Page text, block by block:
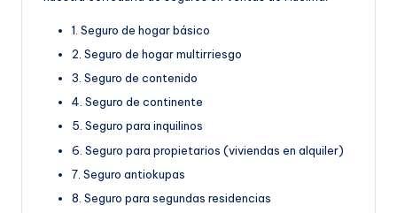
1. Seguro de hogar básico
2. Seguro de hogar multirriesgo
3. Seguro de contenido
4. Seguro de continente
5. Seguro para inquilinos
6. Seguro para propietarios (viviendas en alquiler)
7. Seguro antiokupas
8. Seguro para segundas residencias